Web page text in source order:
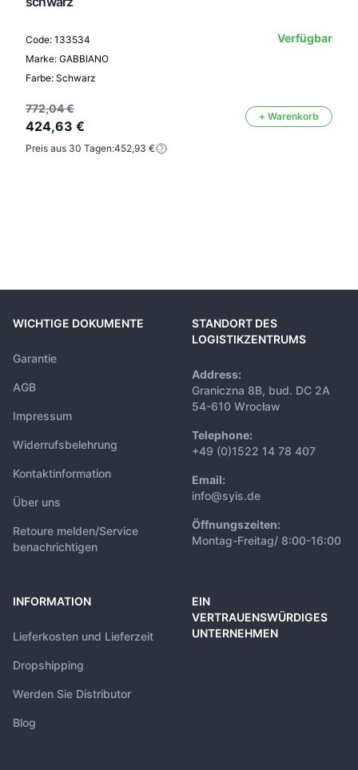
Code: 133534
Marke: GABBIANO
Farbe: Schwarz
Verfügbar
772,04 €
424,63 €
+ Warenkorb
Preis aus 30 Tagen:452,93 €
WICHTIGE DOKUMENTE
Garantie
AGB
Impressum
Widerrufsbelehrung
Kontaktinformation
Über uns
Retoure melden/Service
benachrichtigen
STANDORT DES
LOGISTIKZENTRUMS
Address:
Graniczna 8B, bud. DC 2A
54-610 Wrocław
Telephone:
+49 (0)1522 14 78 407
Email:
info@syis.de
Öffnungszeiten:
Montag-Freitag/ 8:00-16:00
INFORMATION
Lieferkosten und Lieferzeit
Dropshipping
Werden Sie Distributor
Blog
EIN
VERTRAUENSWÜRDIGES
UNTERNEHMEN